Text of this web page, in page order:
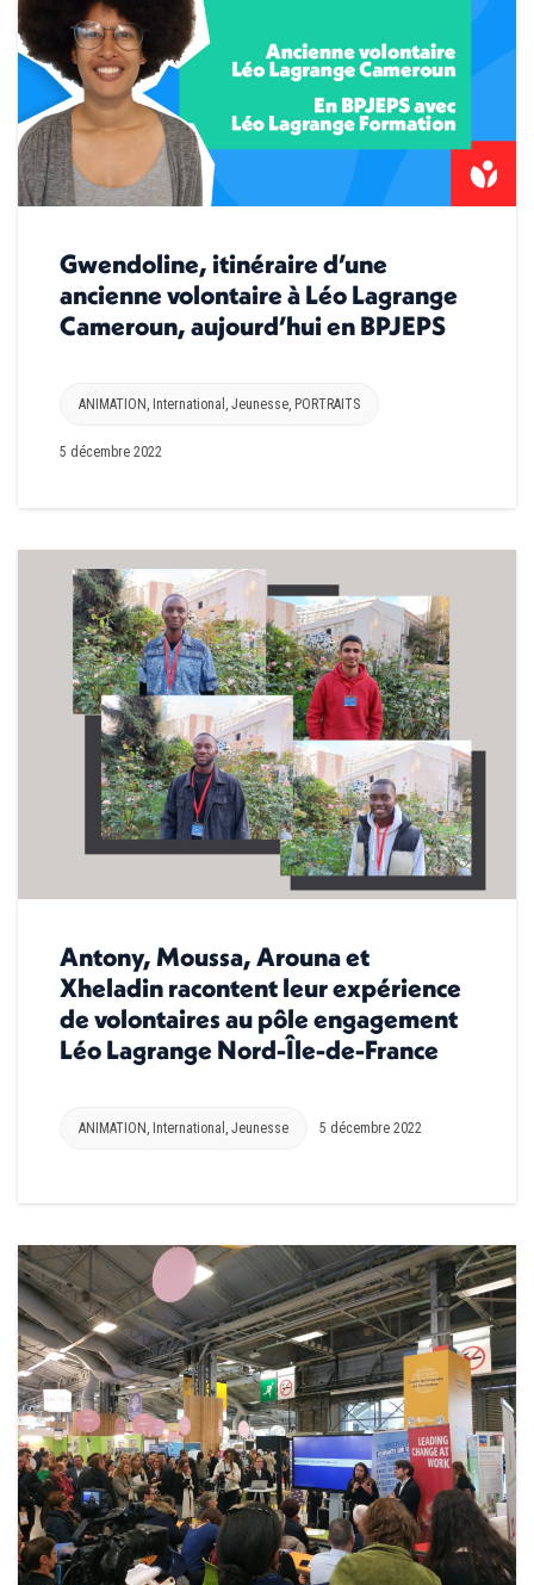
Gwendoline, itinéraire d’une
ancienne volontaire à Léo Lagrange
Cameroun, aujourd’hui en BPJEPS
ANIMATION , International , Jeunesse, PORTRAITS
5 décembre 2022
Antony, Moussa, Arouna et
Xheladin racontent leur expérience
de volontaires au pôle engagement
Léo Lagrange Nord-Île-de-France
ANIMATION, International , Jeunesse 5 décembre 2022